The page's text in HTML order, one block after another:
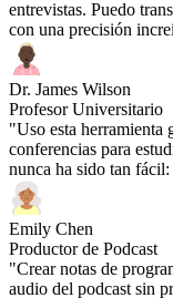
entrevistas. Puedo
con una precisión
Dr. James Wilson
Profesor Universitario
"Uso esta herramienta
conferencias para
nunca ha sido tan
Emily Chen
Productor de Podcast
"Crear notas de
audio del podcast sin